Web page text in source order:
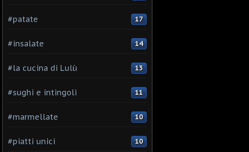
#patate 17
#insalate 14
#la cucina di Lulù 13
#sughi e intingoli 11
#marmellate 10
#piatti unici 10